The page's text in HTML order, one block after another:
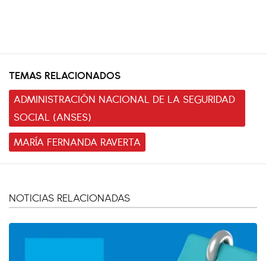
TEMAS RELACIONADOS
ADMINISTRACIÓN NACIONAL DE LA SEGURIDAD
SOCIAL (ANSES)
MARÍA FERNANDA RAVERTA
NOTICIAS RELACIONADAS